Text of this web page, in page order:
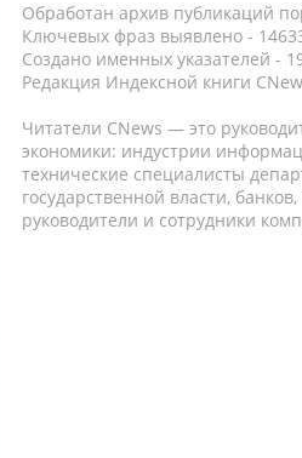
Обработан архив публикаций
Ключевых фраз выявлено -
Создано именных указателей -
Редакция Индексной книги
Читатели CNews — это
экономики: индустрии
технические специалисты
государственной власти,
руководители и сотрудники